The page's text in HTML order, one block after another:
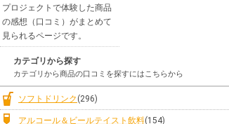
プロジェクトで体験した商品
の感想（口コミ）がまとめて
見られるページです。
カテゴリから探す
カテゴリから商品の口コミを探すにはこちらから
ソフトドリンク (296)
アルコール＆ビールテイスト飲料(154)